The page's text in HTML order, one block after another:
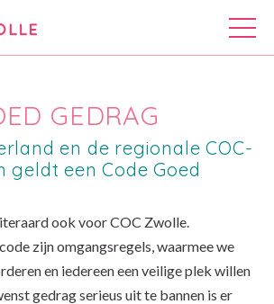
GEDRAG
en de regionale COC-
geldt een Code Goed
ook voor COC Zwolle.
zijn omgangsregels, waarmee we
en iedereen een veilige plek willen
gedrag serieus uit te bannen is er